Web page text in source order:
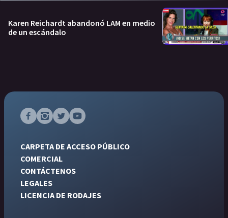
Karen Reichardt abandonó LAM en medio
de un escándalo
CARPETA DE ACCESO PÚBLICO
COMERCIAL
CONTÁCTENOS
LEGALES
LICENCIA DE RODAJES